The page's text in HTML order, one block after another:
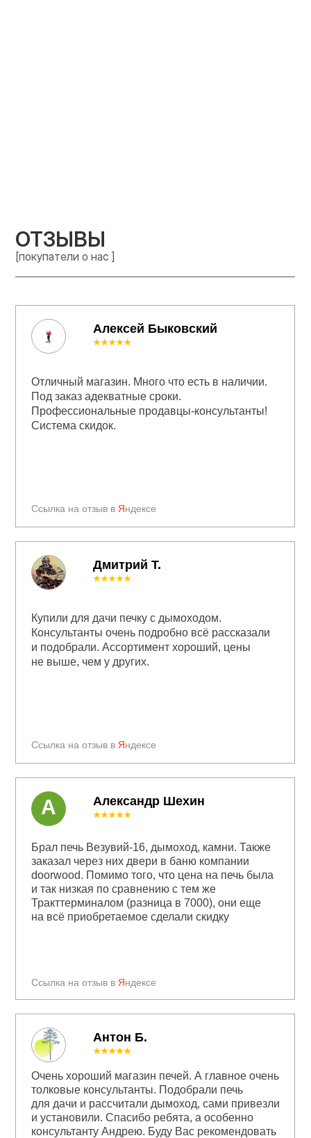
ОТЗЫВЫ
[покупатели о нас ]
Алексей Быковский
Ссылка на отзыв в Яндексе
★★★★★
Отличный магазин. Много что есть в наличии.
Под заказ адекватные сроки.
Профессиональные продавцы-консультанты!
Система скидок.
Антон Б.
Ссылка на отзыв в Яндексе
★★★★★
Купили для дачи печку с дымоходом.
Консультанты очень подробно всё рассказали
и подобрали. Ассортимент хороший, цены
не выше, чем у других.
Александр Шехин
Ссылка на отзыв в Яндексе
★★★★★
Брал печь Везувий-16, дымоход, камни. Также
заказал через них двери в баню компании
doorwood. Помимо того, что цена на печь была
и так низкая по сравнению с тем же
Тракттерминалом (разница в 7000), они еще
на всё приобретаемое сделали скидку
А
Дмитрий Т.
★★★★★
Очень хороший магазин печей. А главное очень
толковые консультанты. Подобрали печь
для дачи и рассчитали дымоход, сами привезли
и установили. Спасибо ребята, а особенно
консультанту Андрею. Буду Вас рекомендовать